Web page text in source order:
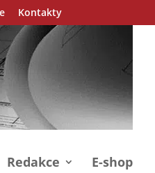
Kontakty
Redakce E-shop